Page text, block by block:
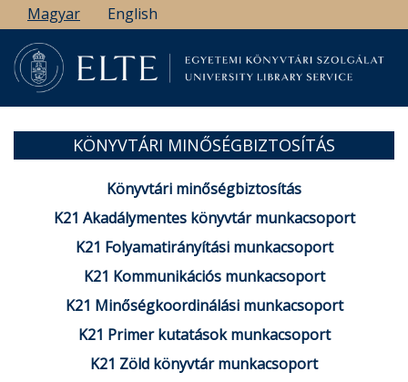
Ugrás
a
tartalomra
Magyar English
KÖNYVTÁRI MINŐSÉGBIZTOSÍTÁS
Könyvtári minőségbiztosítás
K21 Akadálymentes könyvtár munkacsoport
K21 Folyamatirányítási munkacsoport
K21 Kommunikációs munkacsoport
K21 Minőségkoordinálási munkacsoport
K21 Primer kutatások munkacsoport
K21 Zöld könyvtár munkacsoport